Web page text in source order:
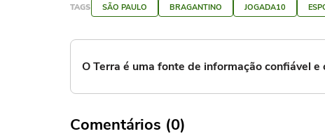
TAGS SÃO PAULO BRAGANTINO JOGADA10
O Terra é uma fonte de informação confiável
Comentários (0)